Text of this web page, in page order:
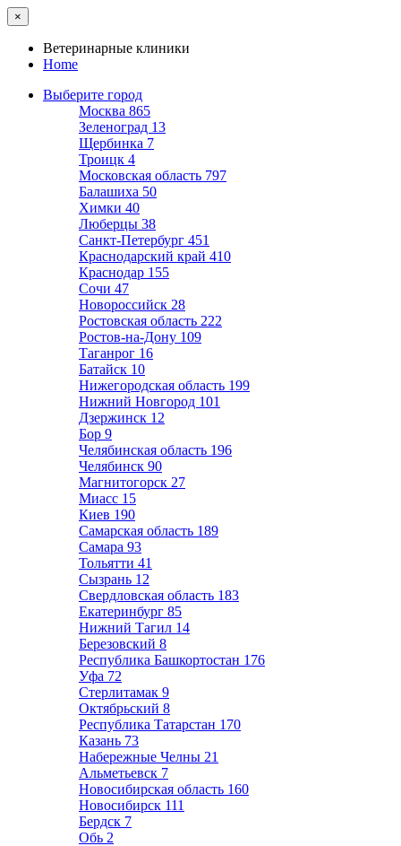
×
Ветеринарные клиники
Home
Выберите город
Москва 865
Зеленоград 13
Щербинка 7
Троицк 4
Московская область 797
Балашиха 50
Химки 40
Люберцы 38
Санкт-Петербург 451
Краснодарский край 410
Краснодар 155
Сочи 47
Новороссийск 28
Ростовская область 222
Ростов-на-Дону 109
Таганрог 16
Батайск 10
Нижегородская область 199
Нижний Новгород 101
Дзержинск 12
Бор 9
Челябинская область 196
Челябинск 90
Магнитогорск 27
Миасс 15
Киев 190
Самарская область 189
Самара 93
Тольятти 41
Сызрань 12
Свердловская область 183
Екатеринбург 85
Нижний Тагил 14
Березовский 8
Республика Башкортостан 176
Уфа 72
Стерлитамак 9
Октябрьский 8
Республика Татарстан 170
Казань 73
Набережные Челны 21
Альметьевск 7
Новосибирская область 160
Новосибирск 111
Бердск 7
Обь 2